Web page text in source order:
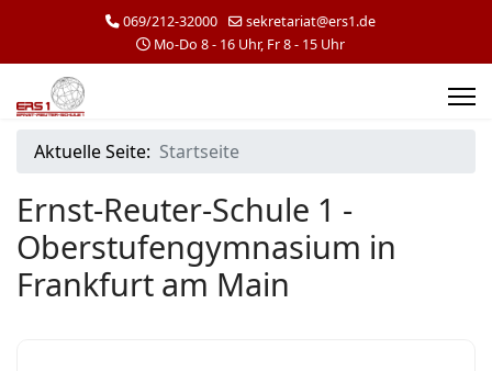
069/212-32000
sekretariat@ers1.de
Mo-Do 8 - 16 Uhr, Fr 8 - 15 Uhr
Aktuelle Seite: Startseite
Ernst-Reuter-Schule 1 -
Oberstufengymnasium in
Frankfurt am Main